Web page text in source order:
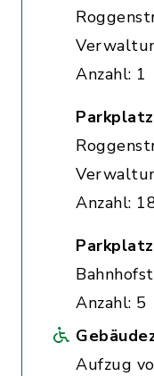
Anzahl: 1
Parkplatz
Anzahl:
Parkplatz
Anzahl: 5
Aufzug